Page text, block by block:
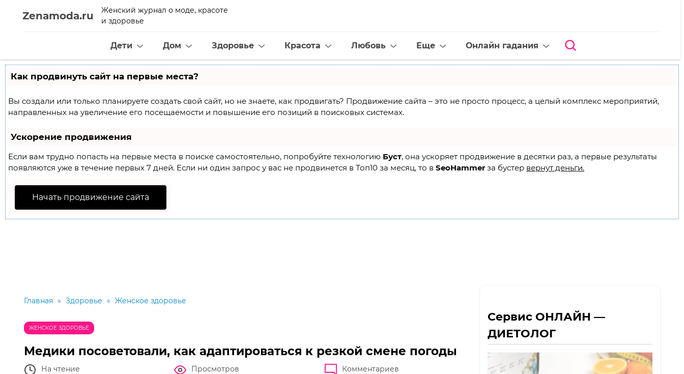
Zenamoda.ru
Женский журнал о моде, красоте
и здоровье
Дети Дом Здоровье Красота Любовь Еще Онлайн гадания
Как продвинуть сайт на первые места?
Вы создали или только планируете создать свой сайт, но не знаете, как продвигать? Продвижение сайта – это не просто процесс, а целый комплекс мероприятий,
направленных на увеличение его посещаемости и повышение его позиций в поисковых системах.
Ускорение продвижения
Если вам трудно попасть на первые места в поиске самостоятельно, попробуйте технологию Буст, она ускоряет продвижение в десятки раз, а первые результаты
появляются уже в течение первых 7 дней. Если ни один запрос у вас не продвинется в Топ10 за месяц, то в SeoHammer за бустер вернут деньги.
Начать продвижение сайта
Главная » Здоровье » Женское здоровье
ЖЕНСКОЕ ЗДОРОВЬЕ
Медики посоветовали, как адаптироваться к резкой смене погоды
На чтение
Просмотров
Комментариев
Сервис ОНЛАЙН —
ДИЕТОЛОГ